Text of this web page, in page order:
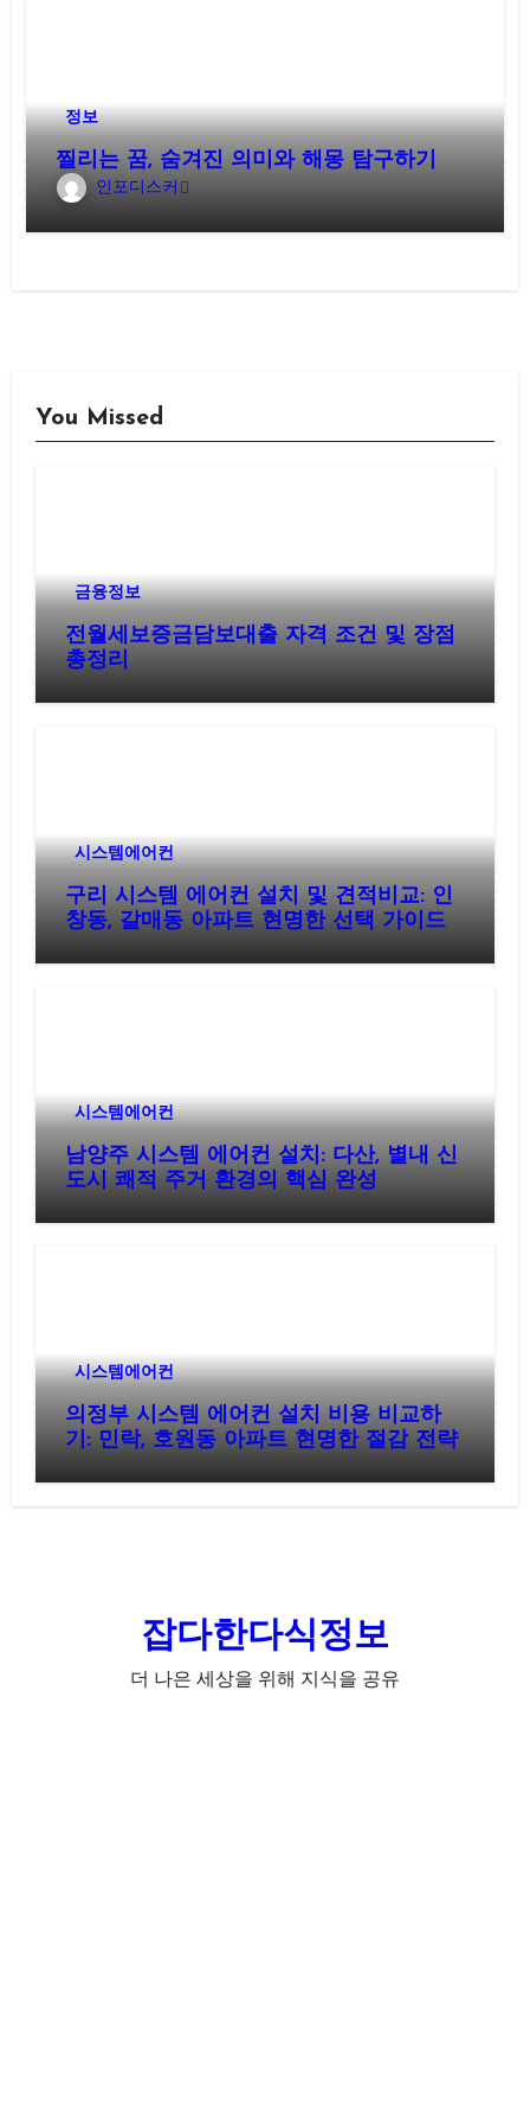
정보
찔리는 꿈, 숨겨진 의미와 해몽 탐구하기
인포디스커
You Missed
금융정보
전월세보증금담보대출 자격 조건 및 장점
총정리
시스템에어컨
구리 시스템 에어컨 설치 및 견적비교: 인
창동, 갈매동 아파트 현명한 선택 가이드
시스템에어컨
남양주 시스템 에어컨 설치: 다산, 별내 신
도시 쾌적 주거 환경의 핵심 완성
시스템에어컨
의정부 시스템 에어컨 설치 비용 비교하
기: 민락, 호원동 아파트 현명한 절감 전략
잡다한다식정보
더 나은 세상을 위해 지식을 공유